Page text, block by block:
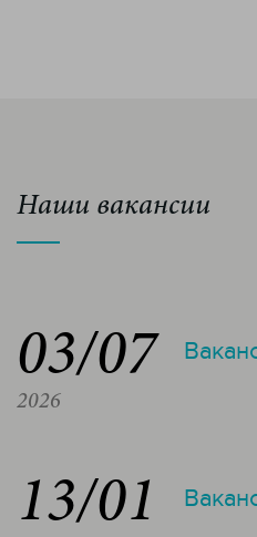
Наши вакансии
03/07
2026
13/01